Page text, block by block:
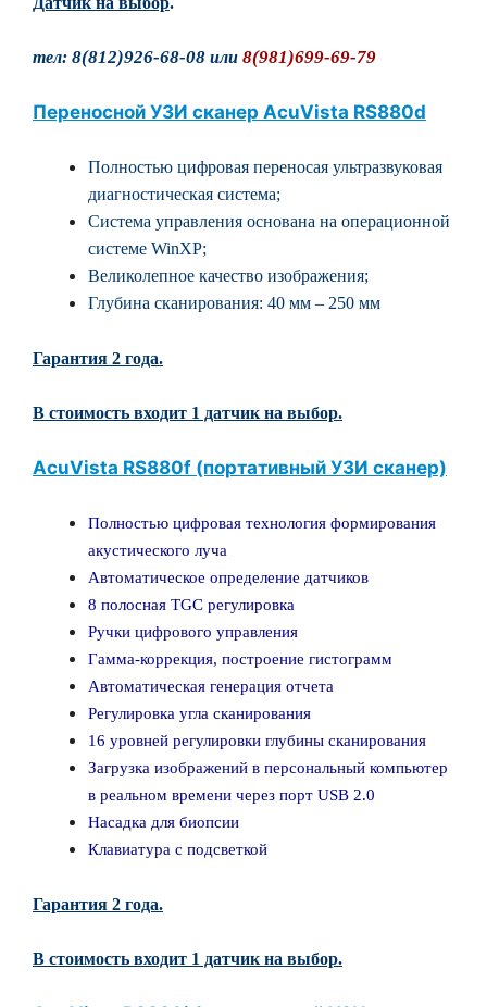
тел: 8(812)926-68-08 или 8(981)699-69-79
Переносной УЗИ сканер AcuVista RS880d
Полностью цифровая переносая ультразвуковая
диагностическая система;
Система управления основана на операционной
системе WinXP;
Великолепное качество изображения;
Глубина сканирования: 40 мм – 250 мм
Гарантия 2 года.
В стоимость входит 1 датчик на выбор.
АсuVista RS880f (портативный УЗИ сканер)
Полностью цифровая технология формирования
акустического луча
Автоматическое определение датчиков
8 полосная TGC регулировка
Ручки цифрового управления
Гамма-коррекция, построение гистограмм
Автоматическая генерация отчета
Регулировка угла сканирования
16 уровней регулировки глубины сканирования
Загрузка изображений в персональный компьютер
в реальном времени через порт USB 2.0
Насадка для биопсии
Клавиатура с подсветкой
Гарантия 2 года.
В стоимость входит 1 датчик на выбор.